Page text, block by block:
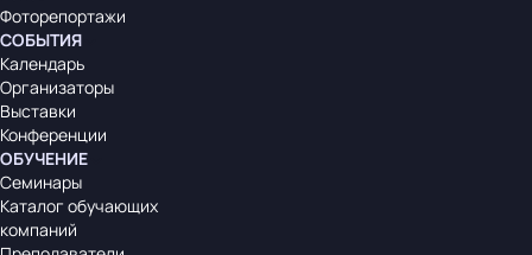
Фоторепортажи
СОБЫТИЯ
Календарь
Организаторы
Выставки
Конференции
ОБУЧЕНИЕ
Семинары
Каталог обучающих
компаний